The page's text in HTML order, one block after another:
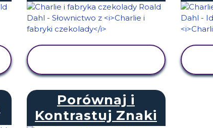
Porównaj i
Kontrastuj Znaki